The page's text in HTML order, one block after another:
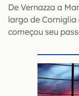
De Vernazza a
largo de
começou seu